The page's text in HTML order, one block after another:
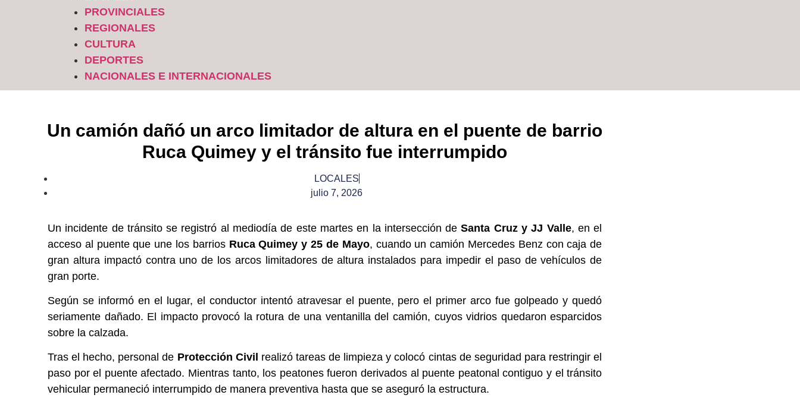
PROVINCIALES
REGIONALES
CULTURA
DEPORTES
NACIONALES E INTERNACIONALES
Un camión dañó un arco limitador de altura en el puente de barrio
Ruca Quimey y el tránsito fue interrumpido
LOCALES
julio 7, 2026
Un incidente de tránsito se registró al mediodía de este martes en la intersección deSanta Cruz y JJ Valle, en el
acceso al puente que une los barrios Ruca Quimey y 25 de Mayo, cuando un camión Mercedes Benz con caja de
gran altura impactó contra uno de los arcos limitadores de altura instalados para impedir el paso de vehículos de
gran porte.
Según se informó en el lugar, el conductor intentó atravesar el puente, pero el primer arco fue golpeado y quedó
seriamente dañado. El impacto provocó la rotura de una ventanilla del camión, cuyos vidrios quedaron esparcidos
sobre la calzada.
Tras el hecho, personal de Protección Civil realizó tareas de limpieza y colocó cintas de seguridad para restringir el
paso por el puente afectado. Mientras tanto, los peatones fueron derivados al puente peatonal contiguo y el tránsito
vehicular permaneció interrumpido de manera preventiva hasta que se aseguró la estructura.